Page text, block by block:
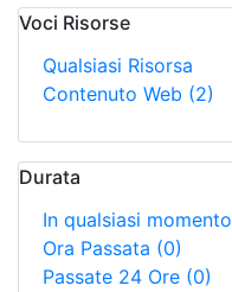
Voci Risorse
Qualsiasi Risorsa
Contenuto Web (2)
Durata
In qualsiasi momento
Ora Passata (0)
Passate 24 Ore (0)